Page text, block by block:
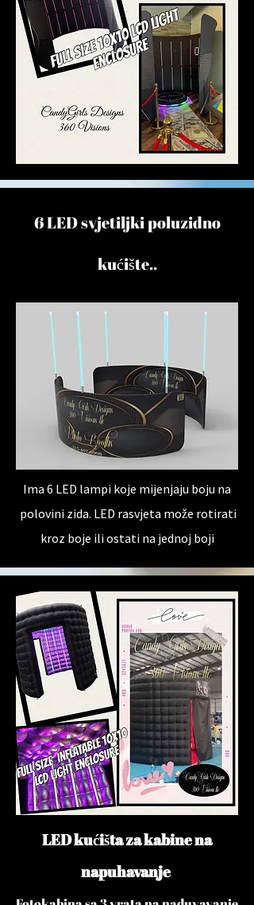
6 LED svjetiljki poluzidno
kućište.​.
Ima 6 LED lampi koje mijenjaju boju na
polovini zida. LED rasvjeta može rotirati
kroz boje ili ostati na jednoj boji
LED kućišta za kabine na
napuhavanje